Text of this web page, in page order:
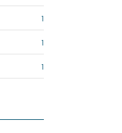
1
1
1